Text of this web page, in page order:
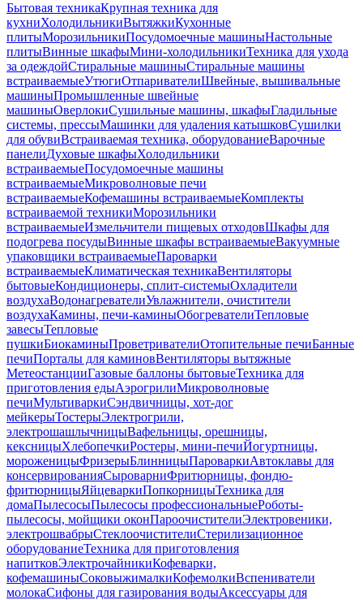
Бытовая техникаКрупная техника для
кухниХолодильникиВытяжкиКухонные
плитыМорозильникиПосудомоечные машиныНастольные
плитыВинные шкафыМини-холодильникиТехника для ухода
за одеждойСтиральные машиныСтиральные машины
встраиваемыеУтюгиОтпаривателиШвейные, вышивальные
машиныПромышленные швейные
машиныОверлокиСушильные машины, шкафыГладильные
системы, прессыМашинки для удаления катышковСушилки
для обувиВстраиваемая техника, оборудованиеВарочные
панелиДуховые шкафыХолодильники
встраиваемыеПосудомоечные машины
встраиваемыеМикроволновые печи
встраиваемыеКофемашины встраиваемыеКомплекты
встраиваемой техникиМорозильники
встраиваемыеИзмельчители пищевых отходовШкафы для
подогрева посудыВинные шкафы встраиваемыеВакуумные
упаковщики встраиваемыеПароварки
встраиваемыеКлиматическая техникаВентиляторы
бытовыеКондиционеры, сплит-системыОхладители
воздухаВодонагревателиУвлажнители, очистители
воздухаКамины, печи-каминыОбогревателиТепловые
завесыТепловые
пушкиБиокаминыПроветривателиОтопительные печиБанные
печиПорталы для каминовВентиляторы вытяжные
МетеостанцииГазовые баллоны бытовыеТехника для
приготовления едыАэрогрилиМикроволновые
печиМультиваркиСэндвичницы, хот-дог
мейкерыТостерыЭлектрогрили,
электрошашлычницыВафельницы, орешницы,
кексницыХлебопечкиРостеры, мини-печиЙогуртницы,
мороженицыФризерыБлинницыПароваркиАвтоклавы для
консервированияСыроварниФритюрницы, фондю-
фритюрницыЯйцеваркиПопкорницыТехника для
домаПылесосыПылесосы профессиональныеРоботы-
пылесосы, мойщики оконПароочистителиЭлектровеники,
электрошвабрыСтеклоочистителиСтерилизационное
оборудованиеТехника для приготовления
напитковЭлектрочайникиКофеварки,
кофемашиныСоковыжималкиКофемолкиВспениватели
молокаСифоны для газирования водыАксессуары для